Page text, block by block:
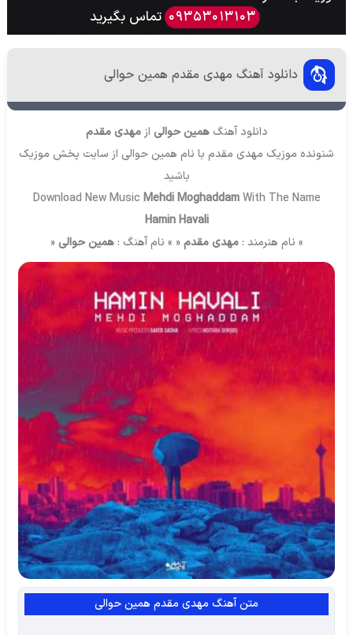
09353013103 تماس بگیرید
دانلود آهنگ مهدی مقدم همین حوالی
دانلود آهنگ همین حوالی ازمهدی مقدم
شنونده موزیک مهدی مقدم با نام همین حوالی از سایت پخش موزیک
باشید
Download New Music Mehdi MoghaddamWith The Name
Hamin Havali
» نام هنرمند :مهدی مقدم « » نام آهنگ :همین حوالی «
متن آهنگ مهدی مقدم همین حوالی